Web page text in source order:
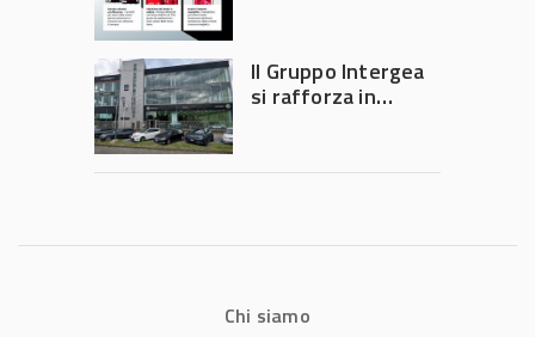
tempi e costi in
carrozzeria
Il Gruppo Intergea
si rafforza in
Chi siamo